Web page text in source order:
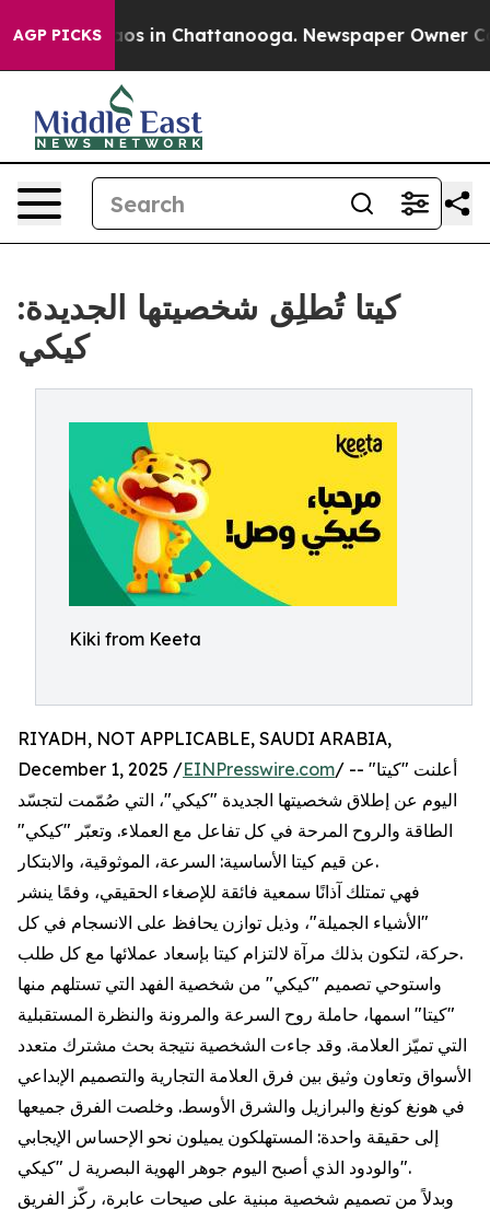
AGP PICKSChaos in Chattanooga. Newspaper Owner
كيتا تُطلِق شخصيتها الجديدة:
كيكي
Kiki from Keeta
RIYADH, NOT APPLICABLE, SAUDI ARABIA,
December 1, 2025 /EINPresswire.com/ -- أعلنت "كيتا"
اليوم عن إطلاق شخصيتها الجديدة "كيكي"، التي صُمّمت لتجسّد
الطاقة والروح المرحة في كل تفاعل مع العملاء. وتعبّر "كيكي"
عن قيم كيتا الأساسية: السرعة، الموثوقية، والابتكار.
فهي تمتلك آذانًا سمعية فائقة للإصغاء الحقيقي، وفمًا ينشر
"الأشياء الجميلة"، وذيل توازن يحافظ على الانسجام في كل
حركة، لتكون بذلك مرآة لالتزام كيتا بإسعاد عملائها مع كل طلب.
واستوحي تصميم "كيكي" من شخصية الفهد التي تستلهم منها
"كيتا" اسمها، حاملة روح السرعة والمرونة والنظرة المستقبلية
التي تميّز العلامة. وقد جاءت الشخصية نتيجة بحث مشترك متعدد
الأسواق وتعاون وثيق بين فرق العلامة التجارية والتصميم الإبداعي
في هونغ كونغ والبرازيل والشرق الأوسط. وخلصت الفرق جميعها
إلى حقيقة واحدة: المستهلكون يميلون نحو الإحساس الإيجابي
والودود الذي أصبح اليوم جوهر الهوية البصرية ل "كيكي".
وبدلاً من تصميم شخصية مبنية على صيحات عابرة، ركّز الفريق